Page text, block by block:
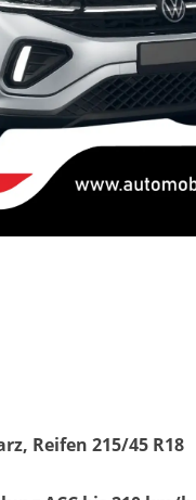
Reifen 215/45 R18